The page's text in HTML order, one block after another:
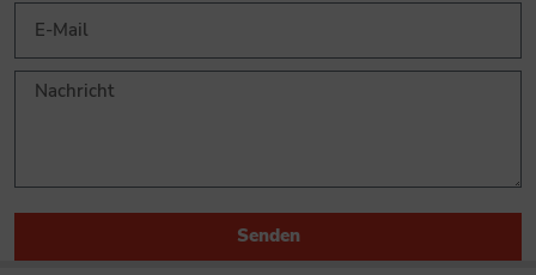
Senden